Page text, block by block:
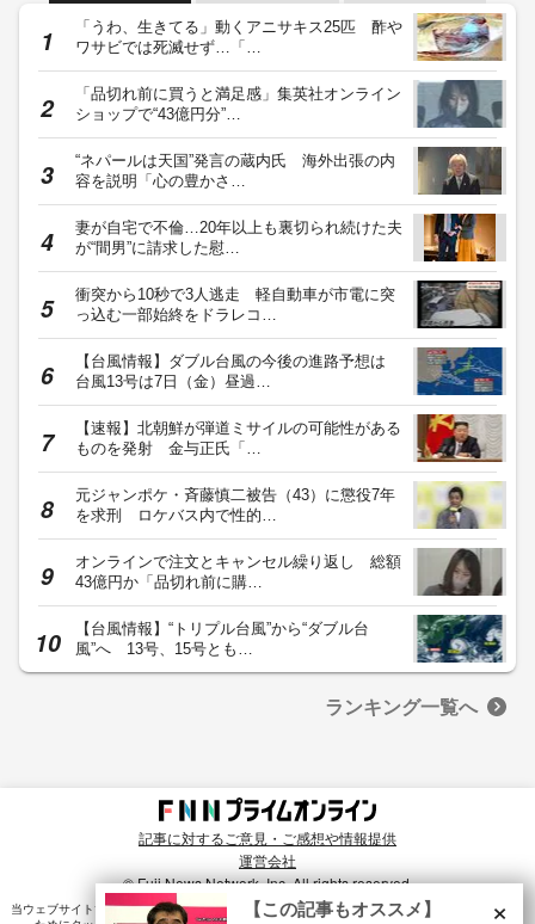
「うわ、生きてる」動くアニサキス25匹 酢や
ワサビでは死滅せず…「…
「品切れ前に買うと満足感」集英社オンライン
ショップで“43億円分”…
“ネパールは天国”発言の蔵内氏 海外出張の内
容を説明「心の豊かさ…
妻が自宅で不倫…20年以上も裏切られ続けた夫
が“間男”に請求した慰…
衝突から10秒で3人逃走 軽自動車が市電に突
っ込む一部始終をドラレコ…
【台風情報】ダブル台風の今後の進路予想は
台風13号は7日（金）昼過…
【速報】北朝鮮が弾道ミサイルの可能性がある
ものを発射 金与正氏「…
元ジャンポケ・斉藤慎二被告（43）に懲役7年
を求刑 ロケバス内で性的…
オンラインで注文とキャンセル繰り返し 総額
43億円か「品切れ前に購…
【台風情報】“トリプル台風”から“ダブル台
風”へ 13号、15号とも…
ランキング一覧へ
記事に対するご意見・ご感想や情報提供
運営会社
© Fuji News Network, Inc. All rights reserved.
当ウェブサイトでは、ユーザのニーズ・興味・関⼼に合致したコンテンツや広告配信を提供する
×
【この記事もオススメ】